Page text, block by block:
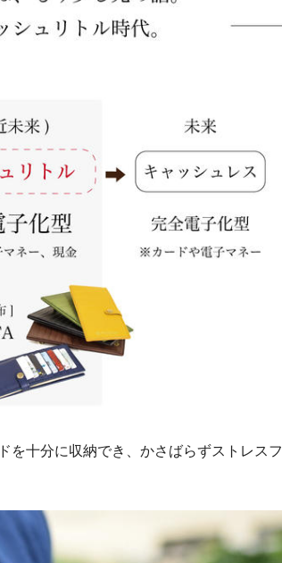
を十分に収納でき、かさばらずストレスフ